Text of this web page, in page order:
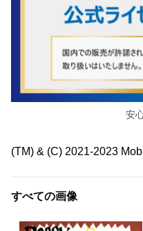
安
(TM) & (C) 2021-2023
すべての画像